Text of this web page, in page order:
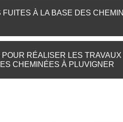
À LA BASE DES
RÉALISER LES TRAVAUX
CHEMINÉES À PLUVIGNER